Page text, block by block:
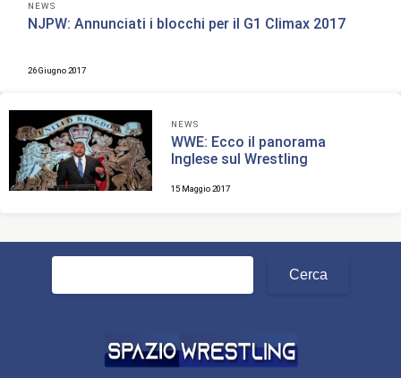
NEWS
NJPW: Annunciati i blocchi per il G1 Climax 2017
26 Giugno 2017
NEWS
WWE: Ecco il panorama
Inglese sul Wrestling
15 Maggio 2017